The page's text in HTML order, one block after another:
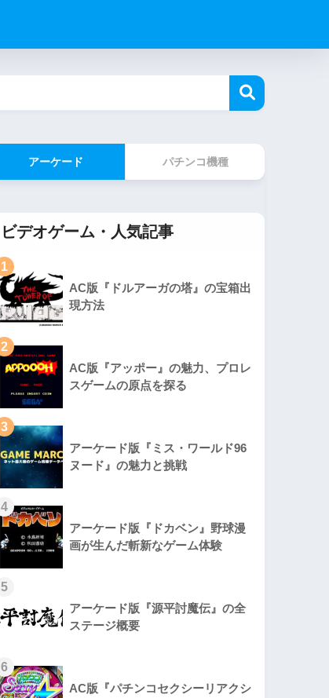
アーケード パチンコ機種
ビデオゲーム・人気記事
1
AC版『ドルアーガの塔』の宝箱出
現方法
2
AC版『アッポー』の魅力、プロレ
スゲームの原点を探る
3
アーケード版『ミス・ワールド96
ヌード』の魅力と挑戦
4
アーケード版『ドカベン』野球漫
画が生んだ斬新なゲーム体験
5
アーケード版『源平討魔伝』の全
ステージ概要
6
AC版『パチンコセクシーリアクシ